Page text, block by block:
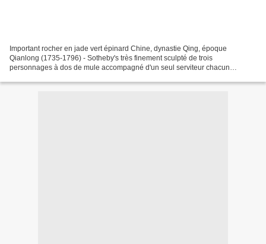
Important rocher en jade vert épinard Chine, dynastie Qing, époque
Qianlong (1735-1796) - Sotheby's très finement sculpté de trois
personnages à dos de mule accompagné d'un seul serviteur chacun